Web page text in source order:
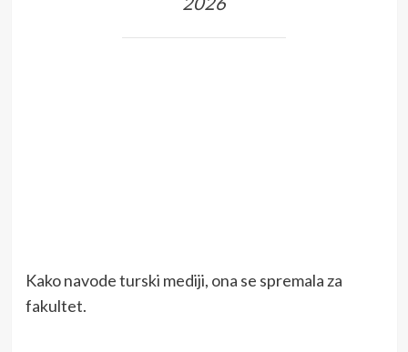
Kako navode turski mediji, ona se spremala za
fakultet.